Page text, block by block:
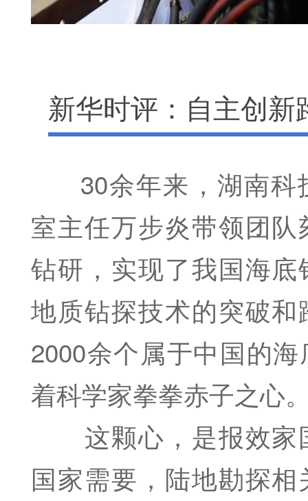
新华时评：自主创新
30余年来，湖南
室主任万步炎带领团
钻研，实现了我国海
地质钻探技术的突破
2000余个属于中国的
着科学家拳拳赤子之心
这颗心，是报效家
国家需要，陆地勘探